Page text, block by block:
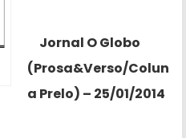
Jornal O Globo
(Prosa&Verso/Colun
a Prelo) – 25/01/2014